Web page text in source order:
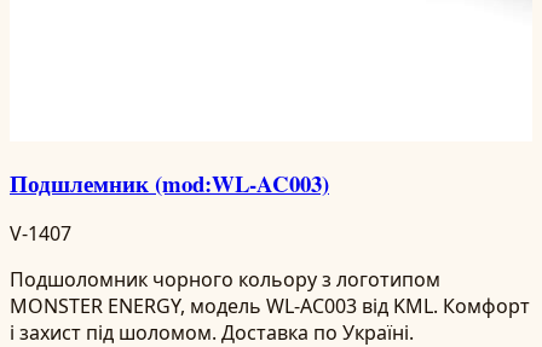
Подшлемник (mod:WL-AC003)
V-1407
Подшоломник чорного кольору з логотипом
MONSTER ENERGY, модель WL-AC003 від KML. Комфорт
і захист під шоломом. Доставка по Україні.